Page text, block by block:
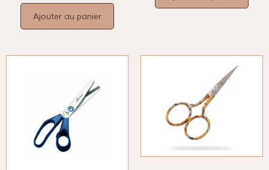
Ajouter au panier